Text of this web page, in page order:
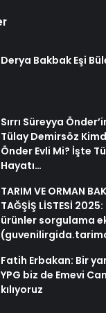
Derya Bakbak Eşi
Sırrı Süreyya
Tülay Demirsöz
Önder Evli Mi? İşte
Hayatı…
TARIM VE ORMAN
TAĞŞİŞ LİSTESİ
ürünler sorgulama
Fatih Erbakan: Bir
YPG biz de Emevi
kılıyoruz